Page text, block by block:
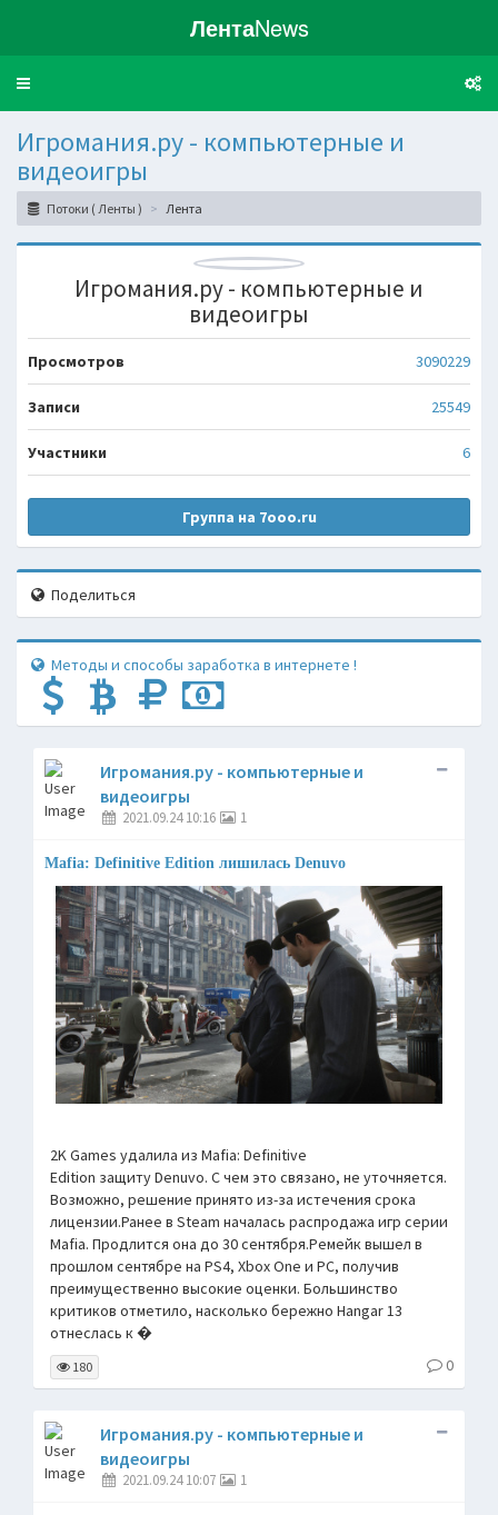
ЛентаNews
Toggle
Игромания.ру - компьютерные и
видеоигры
Потоки ( Ленты ) Лента
Игромания.ру - компьютерные и
видеоигры
Просмотров 3090229
Записи 25549
Участники 6
Группа на 7ooo.ru
Поделиться
Методы и способы заработка в интернете !
Игромания.ру - компьютерные и
видеоигры
2021.09.24 10:16 1
Mafia: Definitive Edition лишилась Denuvo
2K Games удалила из Mafia: Definitive
Edition защиту Denuvo. С чем это связано, не уточняется.
Возможно, решение принято из-за истечения срока
лицензии.Ранее в Steam началась распродажа игр серии
Mafia. Продлится она до 30 сентября.Ремейк вышел в
прошлом сентябре на PS4, Xbox One и PC, получив
преимущественно высокие оценки. Большинство
критиков отметило, насколько бережно Hangar 13
отнеслась к �
180 0
Игромания.ру - компьютерные и
видеоигры
2021.09.24 10:07 1